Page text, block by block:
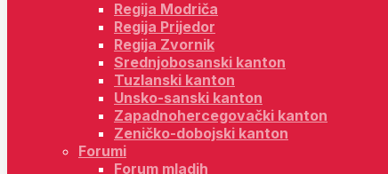
Regija Modriča
Regija Prijedor
Regija Zvornik
Srednjobosanski kanton
Tuzlanski kanton
Unsko-sanski kanton
Zapadnohercegovački kanton
Zeničko-dobojski kanton
Forumi
Forum mladih